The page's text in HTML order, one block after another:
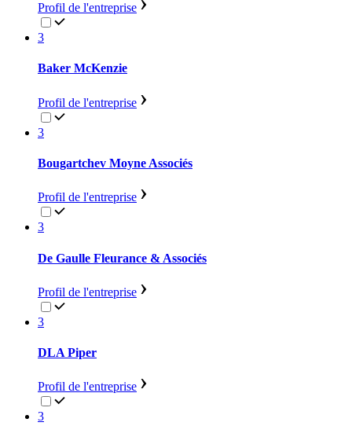
Profil de l'entreprise
3
Baker McKenzie
Profil de l'entreprise
3
Bougartchev Moyne Associés
Profil de l'entreprise
3
De Gaulle Fleurance & Associés
Profil de l'entreprise
3
DLA Piper
Profil de l'entreprise
3